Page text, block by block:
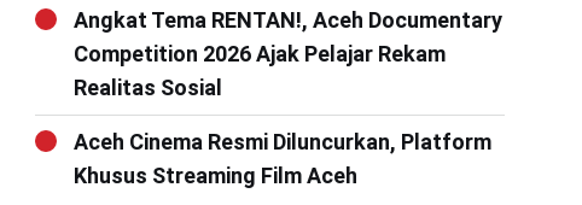
Angkat Tema RENTAN!, Aceh Documentary
Competition 2026 Ajak Pelajar Rekam
Realitas Sosial
Aceh Cinema Resmi Diluncurkan, Platform
Khusus Streaming Film Aceh